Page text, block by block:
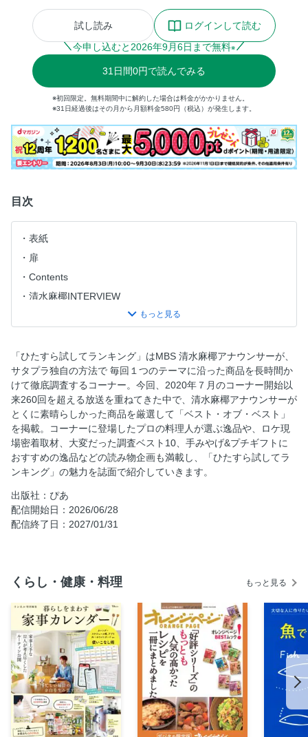
試し読み
ログインして読む
今申し込むと 2026年9月6日まで無料※
31 日間0円で読んでみる
※初回限定。無料期間中に解約した場合は料金がかかりません。
※31日経過後はその月から月額料金580円（税込）が発生します。
目次
表紙
扉
Contents
清水麻椰INTERVIEW
ベスト・オブ・ベスト 扉
ベスト・オブ・ベスト グルメ編【レトルト・瓶詰部門】
プロも驚いた、専門店レベルの逸品 (1)(2)
ベスト・オブ・ベスト グルメ編【おかず部門】
プロも驚いた、専門店レベルの逸品 (3)
ベスト・オブ・ベスト グルメ編【麺部門】
激戦の記録〜レトルトカレーの陣
激戦の記録〜カップラーメンの戦
激戦の記録〜おにぎりの乱
ベスト・オブ・ベスト グルメ編【調味料・その他部門】
プロも驚いた、専門店レベルの逸品 (4)(5)
ベスト・オブ・ベスト グルメ編【スイーツ部門】
ある日の調査に密着〜番組の裏側を大公開
ベスト・オブ・ベスト 生活用品編
大変だった調査ベスト10
手みやげ＆プチギフトにおすすめの逸品
全放送回ランキングリスト
奥付
「ひたすら試してランキング」はMBS 清水麻椰アナウンサーが、
サタプラ独自の方法で 毎回１つのテーマに沿った商品を長時間か
けて徹底調査するコーナー。今回、2020年７月のコーナー開始以
来260回を超える放送を重ねてきた中で、清水麻椰アナウンサーが
とくに素晴らしかった商品を厳選して「ベスト・オブ・ベスト」
を掲載。コーナーに登場したプロの料理人が選ぶ逸品や、ロケ現
場密着取材、大変だった調査ベスト10、手みやげ&プチギフトに
おすすめの逸品などの読み物企画も満載し、「ひたすら試してラ
ンキング」の魅力を誌面で紹介していきます。
出版社：ぴあ
配信開始日：2026/06/28
配信終了日：2027/01/31
くらし・健康・料理 もっと見る